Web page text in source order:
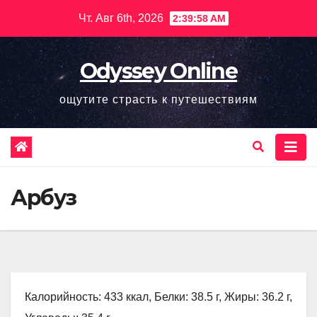
содержимому
Чт. Авг 6th, 2026 2:39:59 AM
Odyssey Online
ощутите страсть к путешествиям
Арбуз
Калорийность: 433 ккал, Белки: 38.5 г, Жиры: 36.2 г,